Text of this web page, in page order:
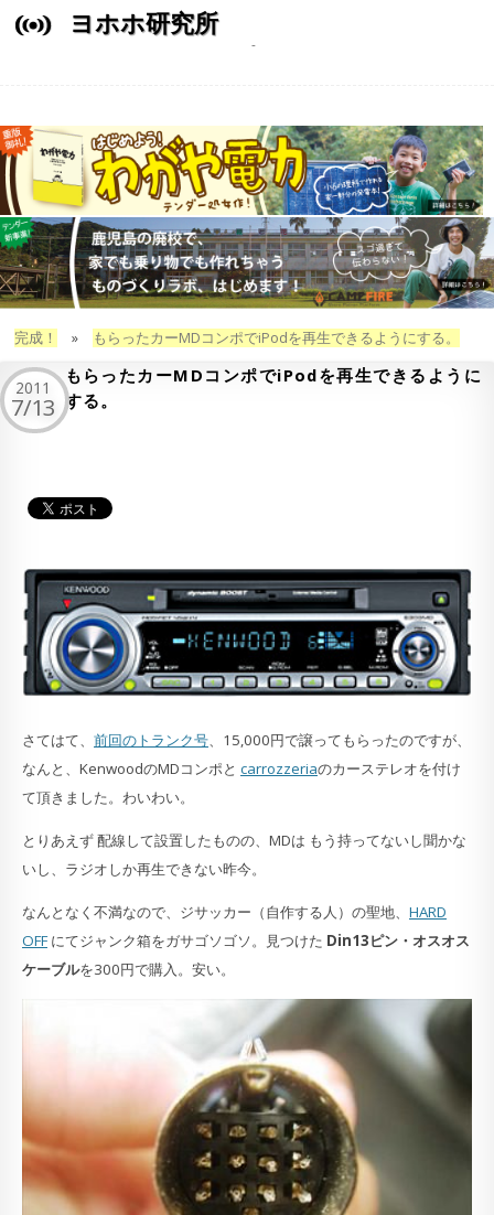
ヨホホ研究所
完成！ » もらったカーMDコンポでiPodを再生できるようにする。
もらったカーMDコンポでiPodを再生できるように
する。
2011
7/13
さてはて、 前回のトランク号、15,000円で譲ってもらったのですが、
なんと、KenwoodのMDコンポと carrozzeriaのカーステレオを付け
て頂きました。わいわい。
とりあえず 配線して設置したものの、MDは もう持ってないし聞かな
いし、ラジオしか再生できない昨今。
なんとなく不満なので、ジサッカー（自作する人）の聖地、 HARD
OFFにてジャンク箱をガサゴソゴソ。見つけた Din13ピン・オスオス
ケーブルを300円で購入。安い。